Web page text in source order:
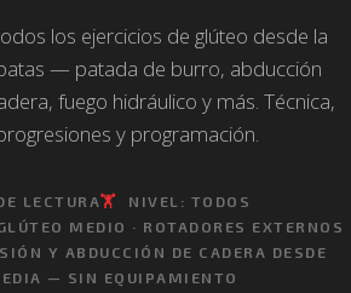
los ejercicios de glúteo desde la
— patada de burro, abducción
fuego hidráulico y más. Técnica,
y programación.
LECTURA🏋️
NIVEL: TODOS
MEDIO · ROTADORES EXTERNOS
Y ABDUCCIÓN DE CADERA DESDE
— SIN EQUIPAMIENTO